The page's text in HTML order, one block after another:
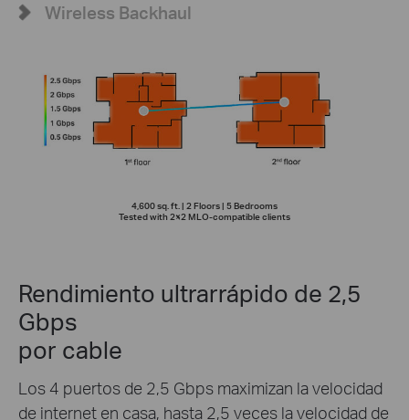
4,600 sq. ft. | 2 Floors | 5 Bedrooms
Tested with 2×2 MLO-compatible clients
Wireless Backhaul
Rendimiento ultrarrápido de 2,5
Gbps
por cable
Los 4 puertos de 2,5 Gbps maximizan la velocidad
de internet en casa, hasta 2,5 veces la velocidad de